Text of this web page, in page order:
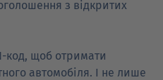
з відкритих
код, щоб отримати
автомобіля. І не лише